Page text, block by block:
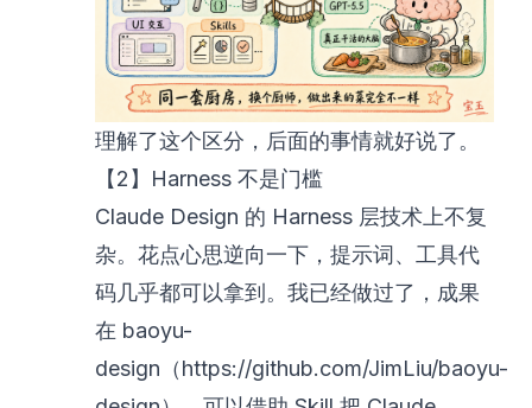
理解了这个区分，后面的事情就好说了。
【2】Harness 不是门槛
Claude Design 的 Harness 层技术上不复
杂。花点心思逆向一下，提示词、工具代
码几乎都可以拿到。我已经做过了，成果
在 baoyu-
design（https://github.com/JimLiu/baoyu-